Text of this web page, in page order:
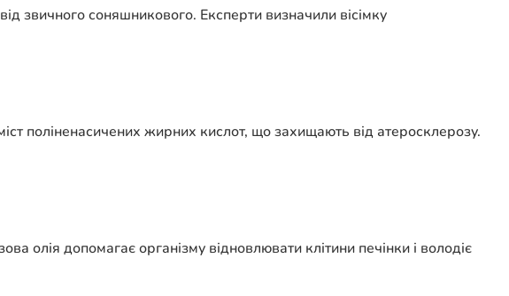
звичного соняшникового. Експерти визначили вісімку
поліненасичених жирних кислот, що захищають від атеросклерозу.
олія допомагає організму відновлювати клітини печінки і володіє